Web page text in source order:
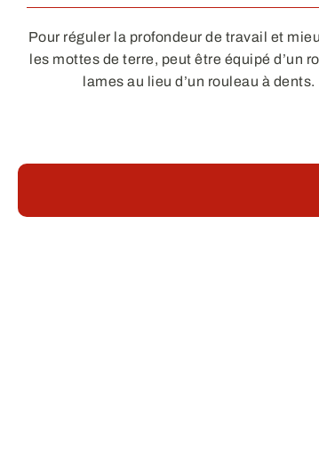
Pour réguler la profondeur de travail et
les mottes de terre, peut être équipé d’un
lames au lieu d’un rouleau à dents.
Nous sommes